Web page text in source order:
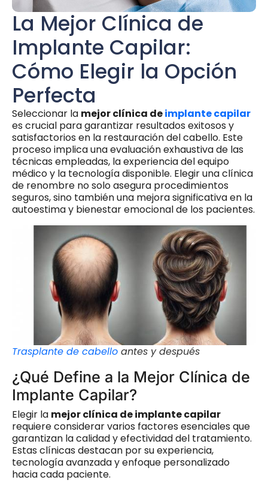
La Mejor Clínica de
Implante Capilar:
Cómo Elegir la Opción
Perfecta
Seleccionar la mejor clínica deimplante capilar
es crucial para garantizar resultados exitosos y
satisfactorios en la restauración del cabello. Este
proceso implica una evaluación exhaustiva de las
técnicas empleadas, la experiencia del equipo
médico y la tecnología disponible. Elegir una clínica
de renombre no solo asegura procedimientos
seguros, sino también una mejora significativa en la
autoestima y bienestar emocional de los pacientes.
Trasplante de cabello antes y después
¿Qué Define a la Mejor Clínica de
Implante Capilar?
Elegir la mejor clínica de implante capilar
requiere considerar varios factores esenciales que
garantizan la calidad y efectividad del tratamiento.
Estas clínicas destacan por su experiencia,
tecnología avanzada y enfoque personalizado
hacia cada paciente.